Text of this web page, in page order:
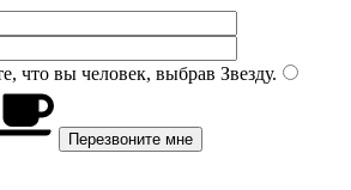
что вы человек, выбрав Звезду.